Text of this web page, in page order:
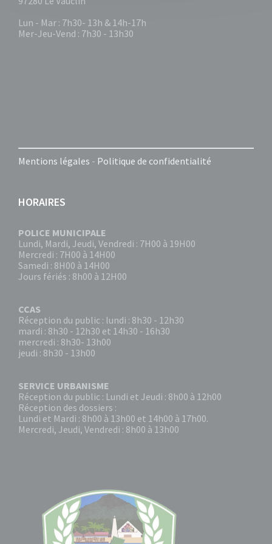
Lun - Mar : 7h30- 13h & 14h-17h
Mer-Jeu-Vend : 7h30 - 13h30
Mentions légales - Politique de confidentialité
HORAIRES
POLICE MUNICIPALE
Lundi, Mardi, Jeudi, Vendredi : 7H00 à 19H00
Mercredi : 7H00 à 14H00
Samedi : 8H00 à 14H00
Jours fériés : 8h00 à 12H00
CCAS
Réception du public : lundi : 8h30 - 12h30
mardi : 8h30 - 12h30 et 14h30 - 16h30
mercredi : 8h30- 13h00
jeudi : 8h30 - 13h00
SERVICE URBANISME
Réception du public : Lundi et Jeudi : 8h00 à 12h00
Réception des dossiers :
Lundi et Mardi : 8h00 à 13h00 et 14h00 à 17h00.
Mercredi, Jeudi, Vendredi : 8h00 à 13h00